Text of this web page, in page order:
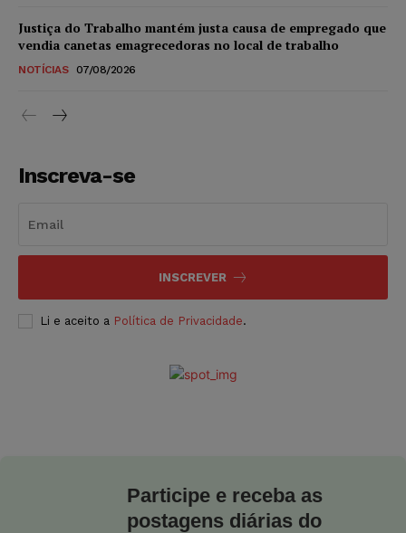
Justiça do Trabalho mantém justa causa de empregado que
vendia canetas emagrecedoras no local de trabalho
NOTÍCIAS 07/08/2026
Inscreva-se
INSCREVER
Li e aceito a Política de Privacidade.
Participe e receba as
postagens diárias do